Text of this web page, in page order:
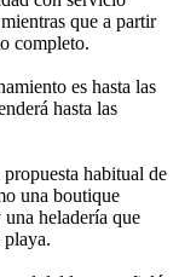
que a partir
completo.
es hasta las
hasta las
habitual de
una boutique
heladería que
playa.